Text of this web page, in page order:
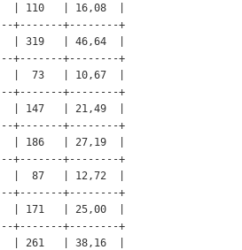
| 110   | 16,08  |
+-------+--------+
| 319   | 46,64  |
+-------+--------+
|  73   | 10,67  |
+-------+--------+
| 147   | 21,49  |
+-------+--------+
| 186   | 27,19  |
+-------+--------+
|  87   | 12,72  |
+-------+--------+
| 171   | 25,00  |
+-------+--------+
| 261   | 38,16  |